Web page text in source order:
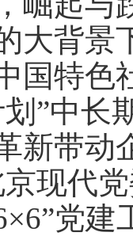
大背景
国特色
”中长
新带动
现代
党建